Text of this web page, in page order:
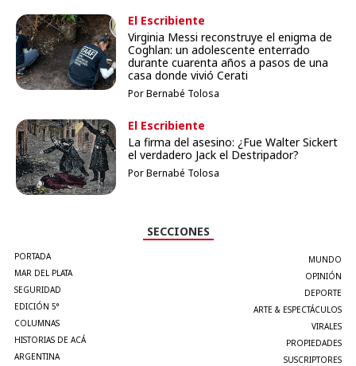
El Escribiente
Virginia Messi reconstruye el enigma de
Coghlan: un adolescente enterrado
durante cuarenta años a pasos de una
casa donde vivió Cerati
Por Bernabé Tolosa
El Escribiente
La firma del asesino: ¿Fue Walter Sickert
el verdadero Jack el Destripador?
Por Bernabé Tolosa
SECCIONES
PORTADA
MAR DEL PLATA
SEGURIDAD
EDICIÓN 5°
COLUMNAS
HISTORIAS DE ACÁ
ARGENTINA
MUNDO
OPINIÓN
DEPORTE
ARTE & ESPECTÁCULOS
VIRALES
PROPIEDADES
SUSCRIPTORES